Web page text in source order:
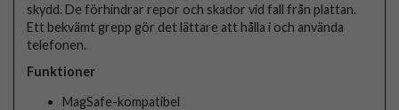
skydd. De förhindrar repor och skador vid fall från plattan.
Ett bekvämt grepp gör det lättare att hålla i och använda
telefonen.
Funktioner
MagSafe-kompatibel